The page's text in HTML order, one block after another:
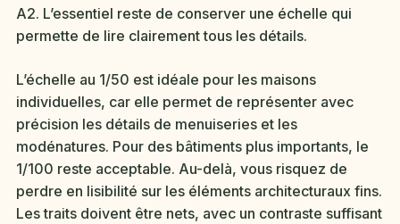
A2. L’essentiel reste de conserver une échelle qui
permette de lire clairement tous les détails.
L’échelle au 1/50 est idéale pour les maisons
individuelles, car elle permet de représenter avec
précision les détails de menuiseries et les
modénatures. Pour des bâtiments plus importants, le
1/100 reste acceptable. Au-delà, vous risquez de
perdre en lisibilité sur les éléments architecturaux fins.
Les traits doivent être nets, avec un contraste suffisant